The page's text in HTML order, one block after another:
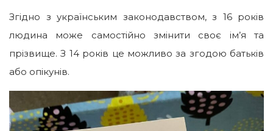
Згідно з українським законодавством, з 16 років
людина може самостійно змінити своє ім’я та
прізвище. З 14 років це можливо за згодою батьків
або опікунів.